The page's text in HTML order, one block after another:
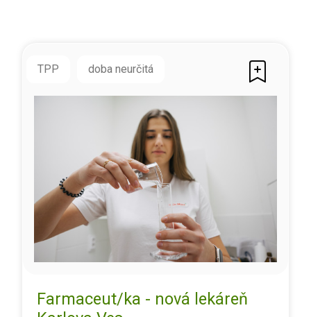
TPP doba neurčitá
Farmaceut/ka - nová lekáreň